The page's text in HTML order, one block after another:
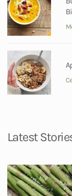
Latest